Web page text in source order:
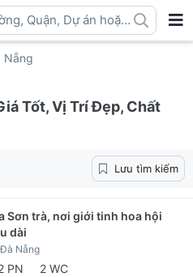
Quận, Dự án hoặc
Nẵng
Tốt, Vị Trí Đẹp, Chất
Lưu tìm kiếm
Sơn trà, nơi giới tinh hoa hội
dài
Nẵng
PN 2 WC